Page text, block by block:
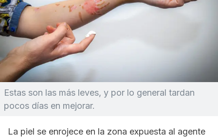
Estas son las más leves, y por lo general tardan
pocos días en mejorar.
La piel se enrojece en la zona expuesta al agente